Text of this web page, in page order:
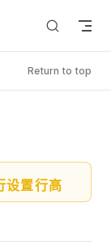
Return to top
设置行高